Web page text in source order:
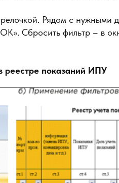
Рядом с нужными
Сбросить фильтр – в
реестре показаний ИПУ